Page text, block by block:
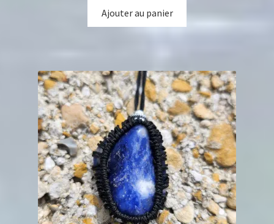
Ajouter au panier